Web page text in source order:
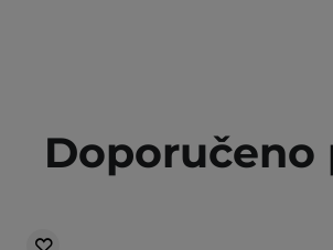
Doporučeno